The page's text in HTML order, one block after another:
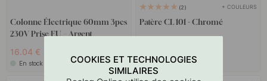
Colonne Électrique 60mm 3pcs
230V Prise EU – Argent
16.04 €
En stock
2 + COULEURS
Patère CL 101 - Chromé
En stock
COOKIES ET TECHNOLOGIES
SIMILAIRES